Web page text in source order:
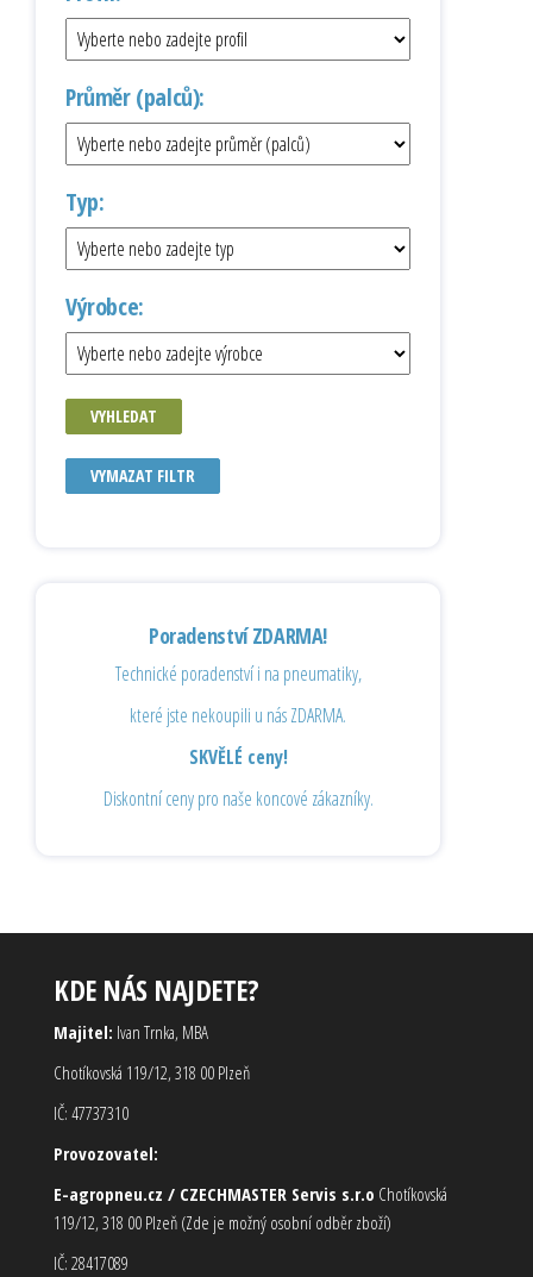
Průměr (palců):
Typ:
Výrobce:
VYHLEDAT
VYMAZAT FILTR
Poradenství ZDARMA!
Technické poradenství i na pneumatiky,
které jste nekoupili u nás ZDARMA.
SKVĚLÉ ceny!
Diskontní ceny pro naše koncové zákazníky.
KDE NÁS NAJDETE?
Majitel: Ivan Trnka, MBA
Chotíkovská 119/12, 318 00 Plzeň
IČ: 47737310
Provozovatel:
E-agropneu.cz / CZECHMASTER Servis s.r.o Chotíkovská
119/12, 318 00 Plzeň (Zde je možný osobní odběr zboží)
IČ: 28417089